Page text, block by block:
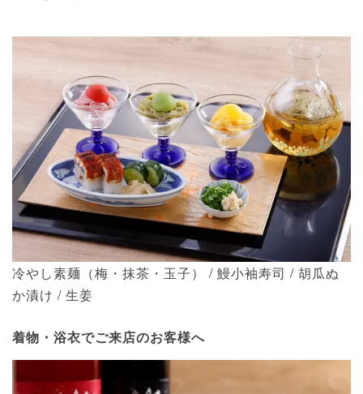
冷やし素麺（梅・抹茶・玉子） / 鰻小袖寿司 / 胡瓜ぬ
か漬け / 生姜
着物・浴衣でご来店のお客様へ